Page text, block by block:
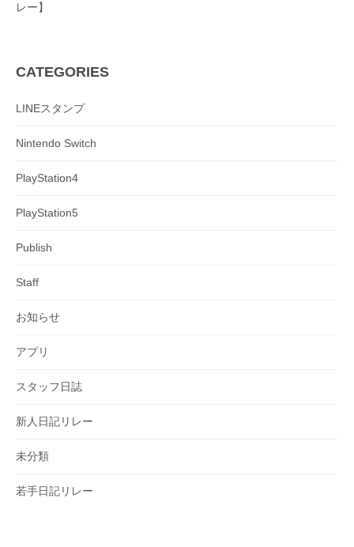
レー】
CATEGORIES
LINEスタンプ
Nintendo Switch
PlayStation4
PlayStation5
Publish
Staff
お知らせ
アプリ
スタッフ日誌
新人日記リレー
未分類
若手日記リレー